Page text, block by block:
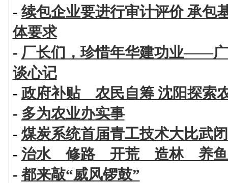
- 续包企业要进行审计评价 承包
体要求
- 厂长们，珍惜年华建功业——
谈心记
- 政府补贴 农民自筹 沈阳探索
- 多为农业办实事
- 煤炭系统首届青工技术大比武
- 治水 修路 开荒 造林 养鱼
- 都来敲“威风锣鼓”